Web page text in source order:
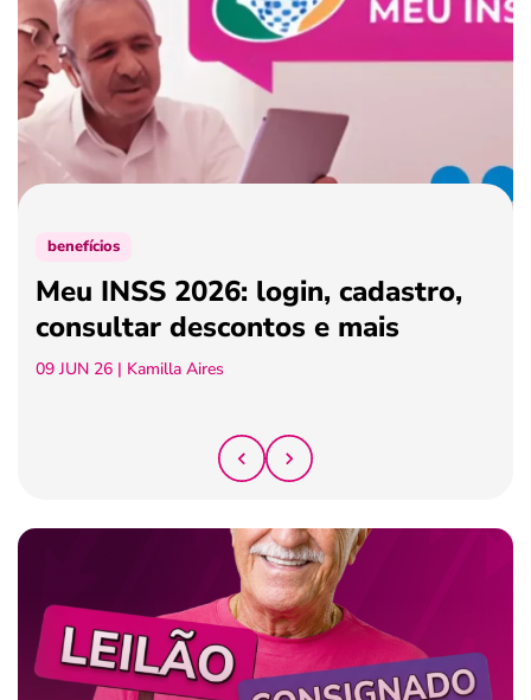
últimas notícias
ferramentas
benefícios
Meu INSS 2026: login, cadastro,
consultar descontos e mais
09 JUN 26 | Kamilla Aires